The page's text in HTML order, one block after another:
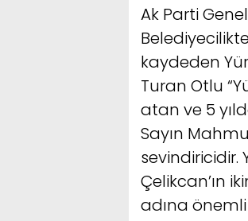
Ak Parti
kaydeden
Turan Otlu
atan ve 5
Sayın
sevindiricidir.
Çelikcan’ın
adına